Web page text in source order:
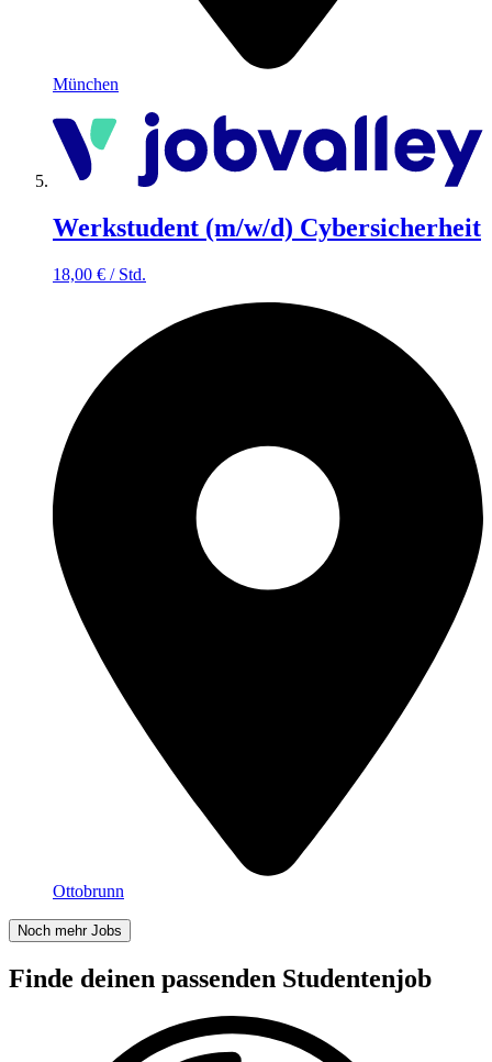
München
Werkstudent (m/w/d) Cybersicherheit
18,00 € / Std.
Ottobrunn
Noch mehr Jobs
Finde deinen passenden Studentenjob